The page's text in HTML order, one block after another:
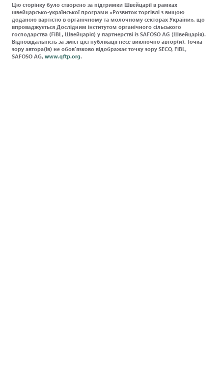
Цю сторінку було створено за підтримки Швейцарії в рамках
швейцарсько-української програми «Розвиток торгівлі з вищою
доданою вартістю в органічному та молочному секторах України», що
впроваджується Дослідним інститутом органічного сільського
господарства (FiBL, Швейцарія) у партнерстві із SAFOSO AG (Швейцарія).
Відповідальність за зміст цієї публікації несе виключно автор(и). Точка
зору автора(ів) не обов'язково відображає точку зору SECO, FiBL,
SAFOSO AG, www.qftp.org.